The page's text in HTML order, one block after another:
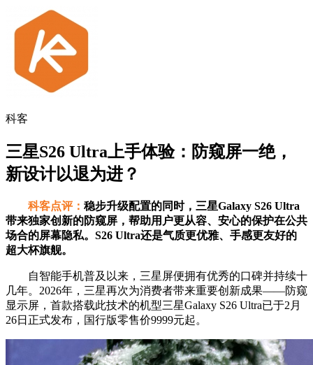
科客
三星S26 Ultra上手体验：防窥屏一绝，
新设计以退为进？
科客点评： 稳步升级配置的同时，三星Galaxy S26 Ultra
带来独家创新的防窥屏，帮助用户更从容、安心的保护在公共
场合的屏幕隐私。S26 Ultra还是气质更优雅、手感更友好的
超大杯旗舰。
自智能手机普及以来，三星屏便拥有优秀的口碑并持续十
几年。2026年，三星再次为消费者带来重要创新成果——防窥
显示屏，首款搭载此技术的机型三星Galaxy S26 Ultra已于2月
26日正式发布，国行版零售价9999元起。